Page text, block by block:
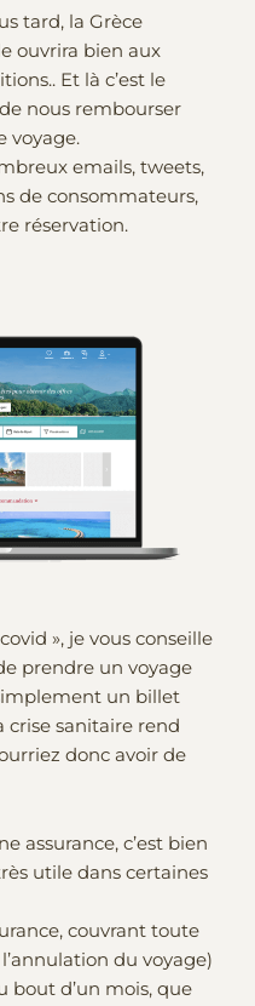
tard, la Grèce
ouvrira bien aux
Et là c’est le
nous rembourser
voyage.
emails, tweets,
de consommateurs,
réservation.
», je vous conseille
prendre un voyage
un billet
crise sanitaire rend
donc avoir de
assurance, c’est bien
utile dans certaines
couvrant toute
du voyage)
bout d’un mois, que